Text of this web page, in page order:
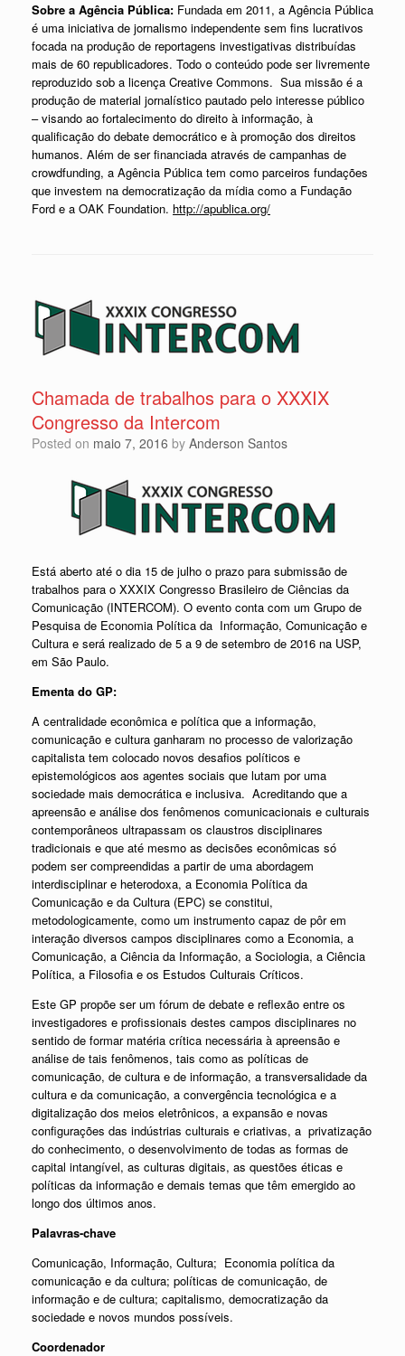
Sobre a Agência Pública: Fundada em 2011, a Agência Pública
é uma iniciativa de jornalismo independente sem fins lucrativos
focada na produção de reportagens investigativas distribuídas
mais de 60 republicadores. Todo o conteúdo pode ser livremente
reproduzido sob a licença Creative Commons. Sua missão é a
produção de material jornalístico pautado pelo interesse público
– visando ao fortalecimento do direito à informação, à
qualificação do debate democrático e à promoção dos direitos
humanos. Além de ser financiada através de campanhas de
crowdfunding, a Agência Pública tem como parceiros fundações
que investem na democratização da mídia como a Fundação
Ford e a OAK Foundation. http://apublica.org/
Chamada de trabalhos para o XXXIX
Congresso da Intercom
Posted on maio 7, 2016 by Anderson Santos
Está aberto até o dia 15 de julho o prazo para submissão de
trabalhos para o XXXIX Congresso Brasileiro de Ciências da
Comunicação (INTERCOM). O evento conta com um Grupo de
Pesquisa de Economia Política da Informação, Comunicação e
Cultura e será realizado de 5 a 9 de setembro de 2016 na USP,
em São Paulo.
Ementa do GP:
A centralidade econômica e política que a informação,
comunicação e cultura ganharam no processo de valorização
capitalista tem colocado novos desafios políticos e
epistemológicos aos agentes sociais que lutam por uma
sociedade mais democrática e inclusiva. Acreditando que a
apreensão e análise dos fenômenos comunicacionais e culturais
contemporâneos ultrapassam os claustros disciplinares
tradicionais e que até mesmo as decisões econômicas só
podem ser compreendidas a partir de uma abordagem
interdisciplinar e heterodoxa, a Economia Política da
Comunicação e da Cultura (EPC) se constitui,
metodologicamente, como um instrumento capaz de pôr em
interação diversos campos disciplinares como a Economia, a
Comunicação, a Ciência da Informação, a Sociologia, a Ciência
Política, a Filosofia e os Estudos Culturais Críticos.
Este GP propõe ser um fórum de debate e reflexão entre os
investigadores e profissionais destes campos disciplinares no
sentido de formar matéria crítica necessária à apreensão e
análise de tais fenômenos, tais como as políticas de
comunicação, de cultura e de informação, a transversalidade da
cultura e da comunicação, a convergência tecnológica e a
digitalização dos meios eletrônicos, a expansão e novas
configurações das indústrias culturais e criativas, a privatização
do conhecimento, o desenvolvimento de todas as formas de
capital intangível, as culturas digitais, as questões éticas e
políticas da informação e demais temas que têm emergido ao
longo dos últimos anos.
Palavras-chave
Comunicação, Informação, Cultura; Economia política da
comunicação e da cultura; políticas de comunicação, de
informação e de cultura; capitalismo, democratização da
sociedade e novos mundos possíveis.
Coordenador